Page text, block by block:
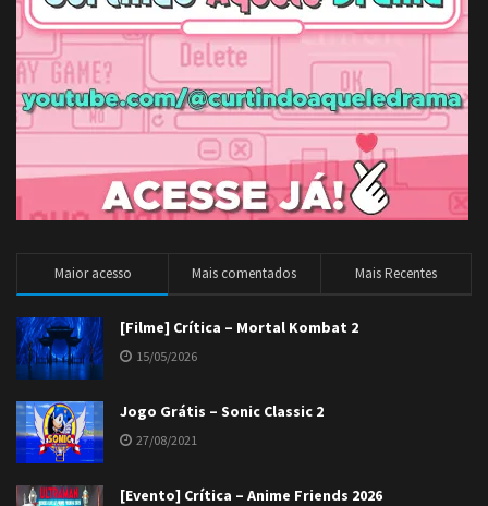
Maior acesso Mais comentados Mais Recentes
[Filme] Crítica – Mortal Kombat 2
15/05/2026
Jogo Grátis – Sonic Classic 2
27/08/2021
[Evento] Crítica – Anime Friends 2026